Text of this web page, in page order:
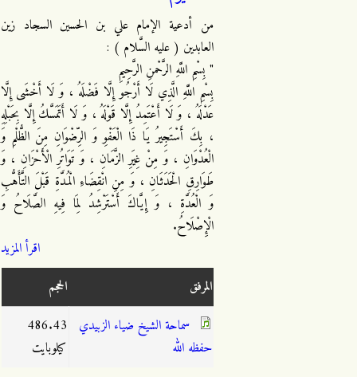
من أدعية الإمام علي بن الحسين السجاد زين
العابدين ( عليه السَّلام ) :
" بِسْمِ اللَّهِ الرَّحْمنِ الرَّحِيمِ
بِسْمِ اللَّهِ الَّذِي لَا أَرْجُو إِلَّا فَضْلَهُ ، وَ لَا أَخْشَى إِلَّا
عَدْلَهُ ، وَ لَا أَعْتَمِدُ إِلَّا قَوْلَهُ ، وَ لَا أَتَمَسَّكُ إِلَّا بِحَبْلِهِ
، بِكَ أَسْتَجِيرُ يَا ذَا الْعَفْوِ وَ الرِّضْوَانِ مِنَ الظُّلْمِ وَ
الْعُدْوَانِ ، وَ مِنْ غِيَرِ الزَّمَانِ ، وَ تَوَاتُرِ الْأَحْزَانِ ، وَ
طَوَارِقِ الْحَدَثَانِ ، وَ مِنِ انْقِضَاءِ الْمُدَّةِ قَبْلَ التَّأَهُّبِ
وَ الْعُدَّةِ ، وَ إِيَّاكَ أَسْتَرْشِدُ لِمَا فِيهِ الصَّلَاحُ وَ
الْإِصْلَاحُ.
اقرأ المزيد
المرفق
الحجم
سماحة الشيخ ضياء الزبيدي
حفظه الله
486.43
كيلوبايت